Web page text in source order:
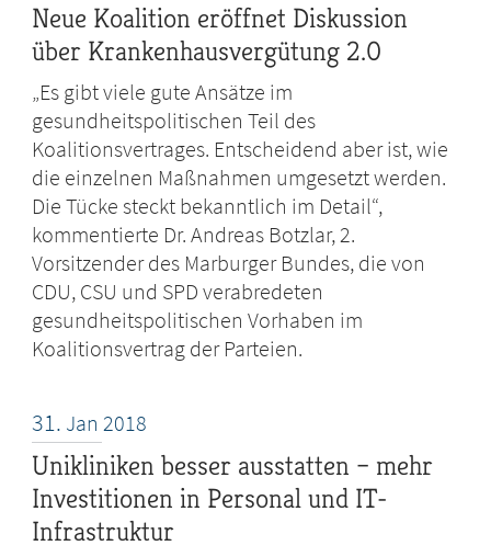
Neue Koalition eröffnet Diskussion
über Krankenhausvergütung 2.0
„Es gibt viele gute Ansätze im
gesundheitspolitischen Teil des
Koalitionsvertrages. Entscheidend aber ist, wie
die einzelnen Maßnahmen umgesetzt werden.
Die Tücke steckt bekanntlich im Detail“,
kommentierte Dr. Andreas Botzlar, 2.
Vorsitzender des Marburger Bundes, die von
CDU, CSU und SPD verabredeten
gesundheitspolitischen Vorhaben im
Koalitionsvertrag der Parteien.
31. Jan 2018
Unikliniken besser ausstatten – mehr
Investitionen in Personal und IT-
Infrastruktur